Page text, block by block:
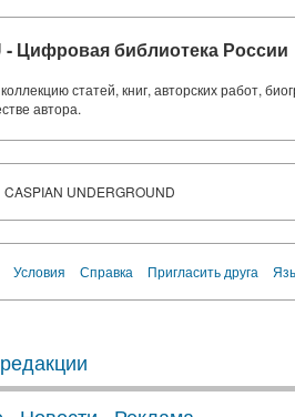
- Цифровая библиотека России
статей, книг, авторских работ,
автора.
CASPIAN UNDERGROUND
Условия Справка Пригласить друга